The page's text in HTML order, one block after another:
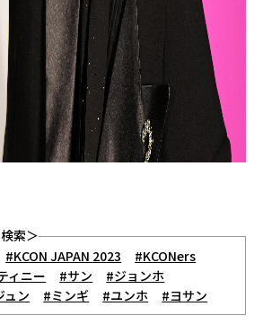
索＞
#KCON JAPAN 2023
#KCONers
ィニー #サン
#ジョンホ
ュン #ミンギ #ユンホ #ヨサン